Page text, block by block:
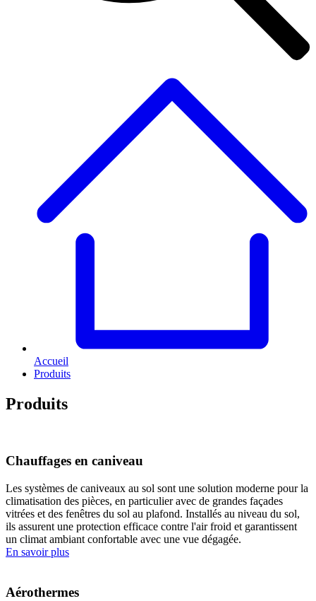
Accueil
Produits
Produits
Chauffages en caniveau
Les systèmes de caniveaux au sol sont une solution moderne pour la
climatisation des pièces, en particulier avec de grandes façades
vitrées et des fenêtres du sol au plafond. Installés au niveau du sol,
ils assurent une protection efficace contre l'air froid et garantissent
un climat ambiant confortable avec une vue dégagée.
En savoir plus
Aérothermes